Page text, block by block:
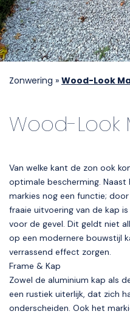
Zonwering » Wood-Look
Wood-Look
Van welke kant de zon ook
optimale bescherming.
markies nog een functie;
fraaie uitvoering van de kap
voor de gevel. Dit geldt niet
op een modernere bouwstijl
verrassend effect zorgen.
Frame & Kap
Zowel de aluminium kap als
een rustiek uiterlijk, dat zich
onderscheiden. Ook het